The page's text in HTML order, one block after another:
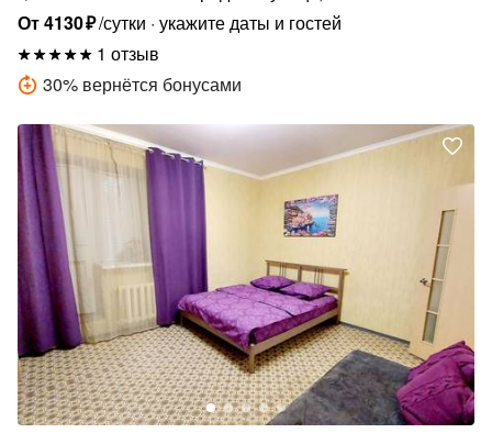
От4130₽/сутки укажите даты и гостей
1 отзыв
30% вернётся бонусами